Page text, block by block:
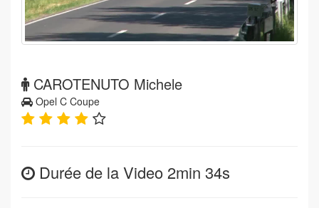
CAROTENUTO Michele
Opel C Coupe
Durée de la Video 2min 34s